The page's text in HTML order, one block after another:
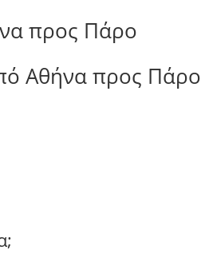
προς Πάρο
Αθήνα προς Πάρο